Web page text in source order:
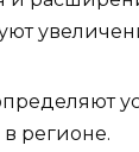
регионе.